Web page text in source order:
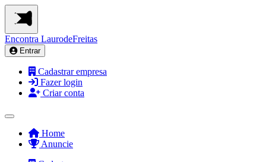
Encontra LaurodeFreitas
Entrar
Cadastrar empresa
Fazer login
Criar conta
Home
Anuncie